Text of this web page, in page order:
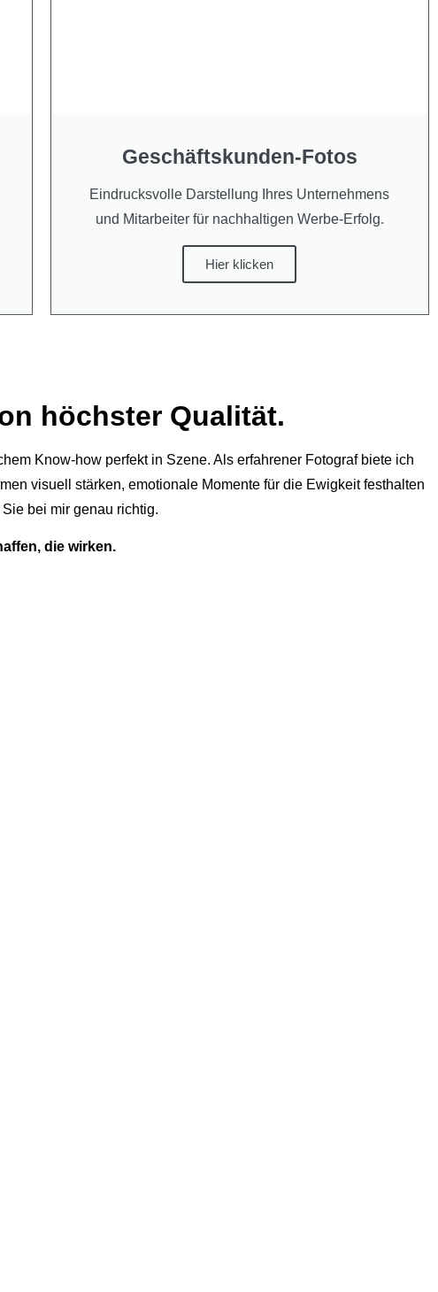
Geschäftskunden-Fotos
Eindrucksvolle Darstellung Ihres Unternehmens
und Mitarbeiter für nachhaltigen Werbe-Erfolg.
Hier klicken
höchster Qualität.
Know-how perfekt in Szene. Als erfahrener Fotograf biete ich
visuell stärken, emotionale Momente für die Ewigkeit festhalten
bei mir genau richtig.
die wirken.